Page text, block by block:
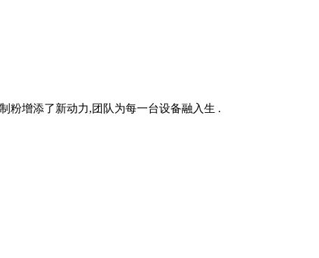
粉增添了新动力,团队为每一台设备融入生 .